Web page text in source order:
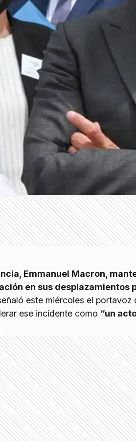
Emmanuel Macron,
en sus desplazamientos
este miércoles el portavoz
ese incidente como “un